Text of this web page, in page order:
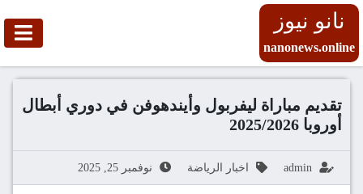
نانو نيوز
nanonews.online
تقديم مباراة ليفربول وأيندهوفن في دوري أبطال
أوروبا 2025/2026
admin اخبار الرياضة نوفمبر 25, 2025